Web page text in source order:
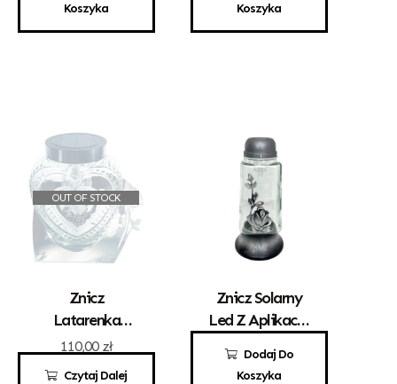
Koszyka
Koszyka
OUT OF STOCK
Czytaj Dalej
Znicz
Latarenka
Solarna Serce
110,00 zł
Dodaj Do
Koszyka
Znicz Solarny
Led Z Aplikacją
29,00 zł